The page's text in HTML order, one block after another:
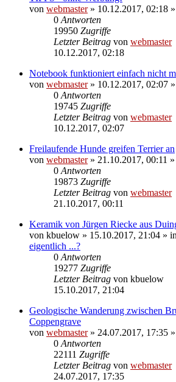
von webmaster» 10.12.2017, 02:18
0 Antworten
19950 Zugriffe
Letzter Beitrag von webmaster
10.12.2017, 02:18
Notebook funktioniert einfach nicht
von webmaster» 10.12.2017, 02:07
0 Antworten
19745 Zugriffe
Letzter Beitrag von webmaster
10.12.2017, 02:07
Freilaufende Hunde greifen Terrier an
von webmaster» 21.10.2017, 00:11
0 Antworten
19873 Zugriffe
Letzter Beitrag von webmaster
21.10.2017, 00:11
Keramik von Jürgen Riecke aus
von kbuelow » 15.10.2017, 21:04 » in
eigentlich ...?
0 Antworten
19277 Zugriffe
Letzter Beitrag von kbuelow
15.10.2017, 21:04
Geologische Wanderung zwischen
Coppengrave
von webmaster» 24.07.2017, 17:35
0 Antworten
22111 Zugriffe
Letzter Beitrag von webmaster
24.07.2017, 17:35